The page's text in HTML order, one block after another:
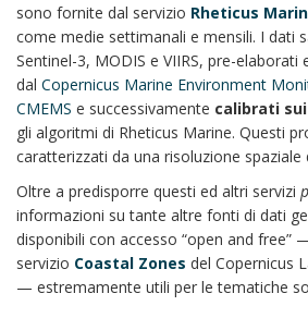
sono fornite dal servizio Rheticus
come medie settimanali e mensili. I dati
Sentinel-3, MODIS e VIIRS, pre-elaborati
dal Copernicus Marine Environment
CMEMS e successivamente calibrati
gli algoritmi di Rheticus Marine. Questi
caratterizzati da una risoluzione spaziale
Oltre a predisporre questi ed altri servizi
informazioni su tante altre fonti di dati
disponibili con accesso “open and free”
servizio Coastal Zones del Copernicus
— estremamente utili per le tematiche